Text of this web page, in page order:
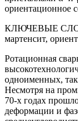
ориентационное
КЛЮЧЕВЫЕ
мартенсит,
Ротационная
одноименных,
Несмотря на
70-х годах
деформации и